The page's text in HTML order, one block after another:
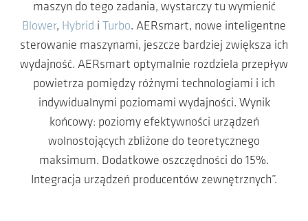
maszyn do tego zadania, wystarczy tu wymienić
Blower, Hybrid i Turbo. AERsmart, nowe inteligentne
sterowanie maszynami, jeszcze bardziej zwiększa ich
wydajność. AERsmart optymalnie rozdziela przepływ
powietrza pomiędzy różnymi technologiami i ich
indywidualnymi poziomami wydajności. Wynik
końcowy: poziomy efektywności urządzeń
wolnostojących zbliżone do teoretycznego
maksimum. Dodatkowe oszczędności do 15%.
Integracja urządzeń producentów zewnętrznych”.